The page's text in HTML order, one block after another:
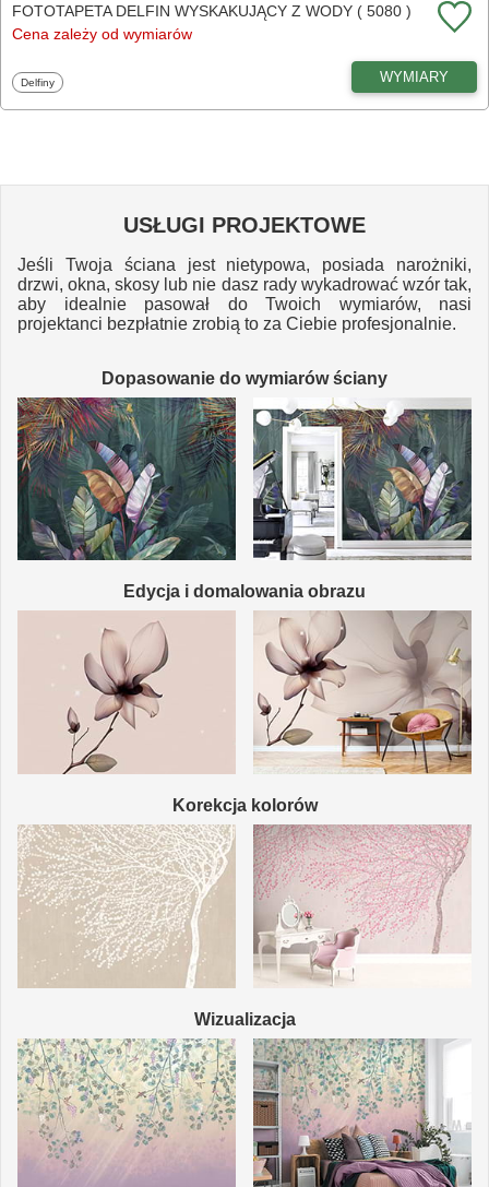
FOTOTAPETA DELFIN WYSKAKUJĄCY Z WODY ( 5080 )
Cena zależy od wymiarów
Fototapety
Delfiny WYMIARY
USŁUGI PROJEKTOWE
Jeśli Twoja ściana jest nietypowa, posiada narożniki,
drzwi, okna, skosy lub nie dasz rady wykadrować wzór tak,
aby idealnie pasował do Twoich wymiarów, nasi
projektanci bezpłatnie zrobią to za Ciebie profesjonalnie.
Dopasowanie do wymiarów ściany
Edycja i domalowania obrazu
Korekcja kolorów
Wizualizacja